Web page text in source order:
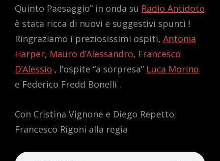
Quinto Paesaggio” in onda su Radio Antidoto
è stata ricca di nuovi e suggestivi spunti !
Ringraziamo i preziosissimi ospiti, Antonia
Harper, Mauro d’Alessandro, Francesco
D’Alessio , l’ospite “a sorpresa” Luca Morino
e Federico Fredd Bonelli .
Con Cristina Vignone e Diego Repetto;
Francesco Rigoni alla regia